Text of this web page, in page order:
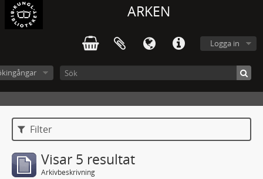
ARKEN
Logga in
Filter
Visar 5 resultat
Arkivbeskrivning